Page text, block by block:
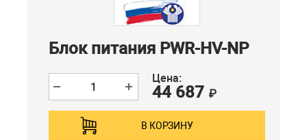
Блок питания PWR-HV-NP
Цена:
44 687 ₽
В КОРЗИНУ